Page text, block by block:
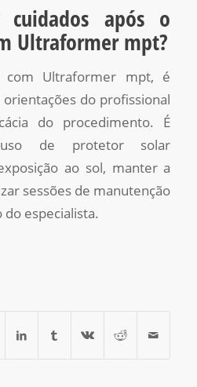
após o
Ultraformer mpt?
com Ultraformer mpt, é
do profissional
do procedimento. É
de protetor solar
ao sol, manter a
sessões de manutenção
especialista.